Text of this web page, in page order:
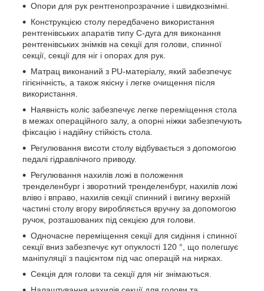
Опори для рук рентгенопрозрачние і швидкознімні.
Конструкцією столу передбачено використання
рентгенівських апаратів типу С-дуга для виконання
рентгенівських знімків на секції для голови, спинної
секції, секції для ніг і опорах для рук.
Матрац виконаний з PU-матеріалу, який забезпечує
гігієнічність, а також якісну і легке очищення після
використання.
Наявність коліс забезпечує легке переміщення стола
в межах операційного залу, а опорні ніжки забезпечують
фіксацію і надійну стійкість стола.
Регулювання висоти столу відбувається з допомогою
педалі гідравлічного приводу.
Регулювання нахилів ложі в положення
тренделенбург і зворотний тренделенбург, нахилів ложі
вліво і вправо, нахилів секції спинний і вигину верхній
частині столу вгору виробляється вручну за допомогою
ручок, розташованих під секцією для голови.
Одночасне переміщення секції для сидіння і спинної
секції вниз забезпечує кут опуклості 120 °, що полегшує
маніпуляції з пацієнтом під час операцій на нирках.
Секція для голови та секції для ніг знімаються.